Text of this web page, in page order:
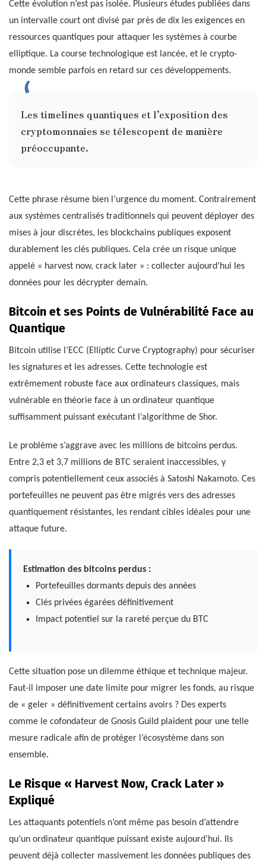
Cette évolution n’est pas isolée. Plusieurs études publiées dans
un intervalle court ont divisé par près de dix les exigences en
ressources quantiques pour attaquer les systèmes à courbe
elliptique. La course technologique est lancée, et le crypto-
monde semble parfois en retard sur ces développements.
Les timelines quantiques et l’exposition des
cryptomonnaies se télescopent de manière
préoccupante.
Cette phrase résume bien l’urgence du moment. Contrairement
aux systèmes centralisés traditionnels qui peuvent déployer des
mises à jour discrètes, les blockchains publiques exposent
durablement les clés publiques. Cela crée un risque unique
appelé « harvest now, crack later » : collecter aujourd’hui les
données pour les décrypter demain.
Bitcoin et ses Points de Vulnérabilité Face au
Quantique
Bitcoin utilise l’ECC (Elliptic Curve Cryptography) pour sécuriser
les signatures et les adresses. Cette technologie est
extrêmement robuste face aux ordinateurs classiques, mais
vulnérable en théorie face à un ordinateur quantique
suffisamment puissant exécutant l’algorithme de Shor.
Le problème s’aggrave avec les millions de bitcoins perdus.
Entre 2,3 et 3,7 millions de BTC seraient inaccessibles, y
compris potentiellement ceux associés à Satoshi Nakamoto. Ces
portefeuilles ne peuvent pas être migrés vers des adresses
quantiquement résistantes, les rendant cibles idéales pour une
attaque future.
Estimation des bitcoins perdus :
Portefeuilles dormants depuis des années
Clés privées égarées définitivement
Impact potentiel sur la rareté perçue du BTC
Cette situation pose un dilemme éthique et technique majeur.
Faut-il imposer une date limite pour migrer les fonds, au risque
de « geler » définitivement certains avoirs ? Des experts
comme le cofondateur de Gnosis Guild plaident pour une telle
mesure radicale afin de protéger l’écosystème dans son
ensemble.
Le Risque « Harvest Now, Crack Later »
Expliqué
Les attaquants potentiels n’ont même pas besoin d’attendre
qu’un ordinateur quantique puissant existe aujourd’hui. Ils
peuvent déjà collecter massivement les données publiques des